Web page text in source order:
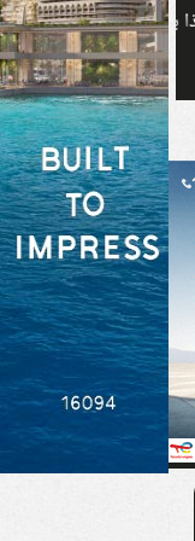
لماذا قفزت أسعار
تبدأ من هنا